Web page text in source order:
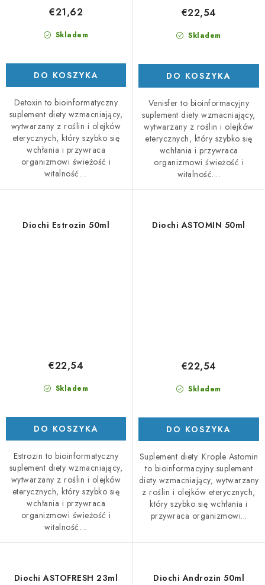
Skladem
€21,62
DO KOSZYKA
Detoxin to bioinformatyczny
suplement diety wzmacniający,
wytwarzany z roślin i olejków
eterycznych, który szybko się
wchłania i przywraca
organizmowi świeżość i
witalność....
Skladem
€22,54
DO KOSZYKA
Venisfer to bioinformacyjny
suplement diety wzmacniający,
wytwarzany z roślin i olejków
eterycznych, który szybko się
wchłania i przywraca
organizmowi świeżość i
witalność....
Diochi Estrozin 50ml
Skladem
€22,54
DO KOSZYKA
Estrozin to bioinformatyczny
suplement diety wzmacniający,
wytwarzany z roślin i olejków
eterycznych, który szybko się
wchłania i przywraca
organizmowi świeżość i
witalność....
Diochi ASTOMIN 50ml
Skladem
€22,54
DO KOSZYKA
Suplement diety. Krople Astomin
to bioinformacyjny suplement
diety wzmacniający, wytwarzany
z roślin i olejków eterycznych,
który szybko się wchłania i
przywraca organizmowi...
Diochi ASTOFRESH 23ml Diochi Androzin 50ml